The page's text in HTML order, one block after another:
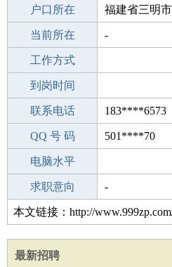
毕业学校 湖南师范大
心
户口所在 福建省三明
所学专业 -
当前所在 -
工作经验
工作方式
驾 照
到岗时间
期望月薪
联系电话 183****6573
手机号码 183****6573
QQ 号 码 501****70
微信号码
电脑水平
外语水平
求职意向 -
本文链接：http://
最新招聘